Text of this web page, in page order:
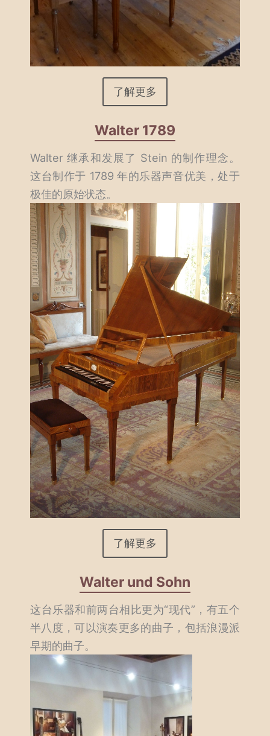
了解更多
Walter 1789
Walter 继承和发展了 Stein 的制作理念。
这台制作于 1789 年的乐器声音优美，处于
极佳的原始状态。
了解更多
Walter und Sohn
这台乐器和前两台相比更为“现代”，有五个
半八度，可以演奏更多的曲子，包括浪漫派
早期的曲子。